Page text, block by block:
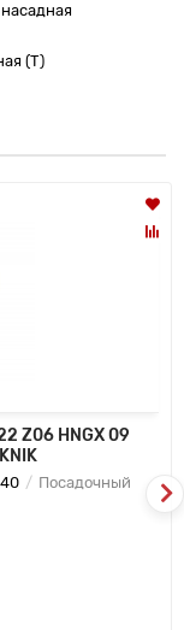
(T)
Z06 HNGX 09
40
Посадочный